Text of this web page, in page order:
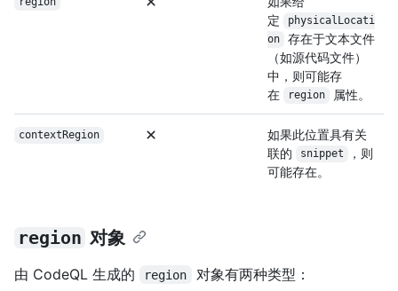
定
physicalLocati
on
存在于文本文件
（如源代码文件）
中，则可能存
在
region 属性。
contextRegion
如果此位置具有关
联的
snippet
，则
可能存在。
region 对象
由 CodeQL 生成的 region
对象有两种类型：